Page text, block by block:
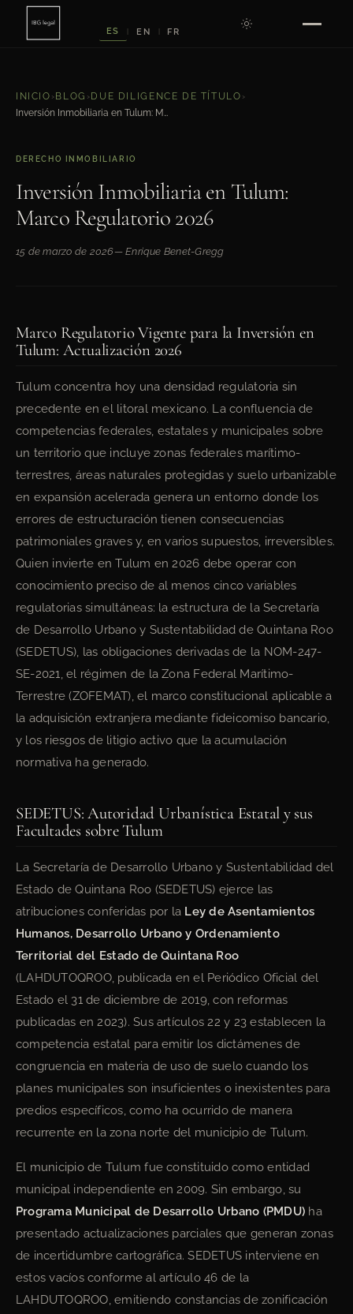
ES EN FR
INICIO › BLOG › DUE DILIGENCE DE TÍTULO ›
Inversión Inmobiliaria en Tulum: Marco Regulatorio 2026
DERECHO INMOBILIARIO
Inversión Inmobiliaria en Tulum:
Marco Regulatorio 2026
15 de marzo de 2026— Enrique Benet-Gregg
Marco Regulatorio Vigente para la Inversión en
Tulum: Actualización 2026
Tulum concentra hoy una densidad regulatoria sin
precedente en el litoral mexicano. La confluencia de
competencias federales, estatales y municipales sobre
un territorio que incluye zonas federales marítimo-
terrestres, áreas naturales protegidas y suelo urbanizable
en expansión acelerada genera un entorno donde los
errores de estructuración tienen consecuencias
patrimoniales graves y, en varios supuestos, irreversibles.
Quien invierte en Tulum en 2026 debe operar con
conocimiento preciso de al menos cinco variables
regulatorias simultáneas: la estructura de la Secretaría
de Desarrollo Urbano y Sustentabilidad de Quintana Roo
(SEDETUS), las obligaciones derivadas de la NOM-247-
SE-2021, el régimen de la Zona Federal Marítimo-
Terrestre (ZOFEMAT), el marco constitucional aplicable a
la adquisición extranjera mediante fideicomiso bancario,
y los riesgos de litigio activo que la acumulación
normativa ha generado.
SEDETUS: Autoridad Urbanística Estatal y sus
Facultades sobre Tulum
La Secretaría de Desarrollo Urbano y Sustentabilidad del
Estado de Quintana Roo (SEDETUS) ejerce las
atribuciones conferidas por la Ley de Asentamientos
Humanos, Desarrollo Urbano y Ordenamiento
Territorial del Estado de Quintana Roo
(LAHDUTOQROO, publicada en el Periódico Oficial del
Estado el 31 de diciembre de 2019, con reformas
publicadas en 2023). Sus artículos 22 y 23 establecen la
competencia estatal para emitir los dictámenes de
congruencia en materia de uso de suelo cuando los
planes municipales son insuficientes o inexistentes para
predios específicos, como ha ocurrido de manera
recurrente en la zona norte del municipio de Tulum.
El municipio de Tulum fue constituido como entidad
municipal independiente en 2009. Sin embargo, su
Programa Municipal de Desarrollo Urbano (PMDU) ha
presentado actualizaciones parciales que generan zonas
de incertidumbre cartográfica. SEDETUS interviene en
estos vacíos conforme al artículo 46 de la
LAHDUTOQROO, emitiendo constancias de zonificación